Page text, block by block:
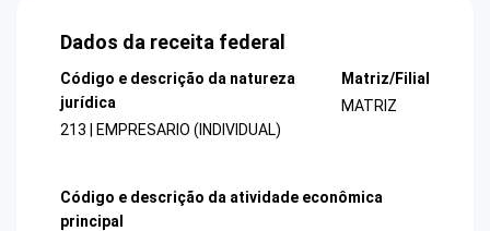
Dados da receita federal
Código e descrição da natureza
jurídica
213 | EMPRESARIO (INDIVIDUAL)
Matriz/Filial
MATRIZ
Código e descrição da atividade econômica
principal